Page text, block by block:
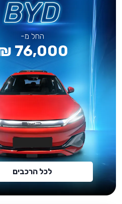
החל מ-
76,000 ₪
לכל הרכבים